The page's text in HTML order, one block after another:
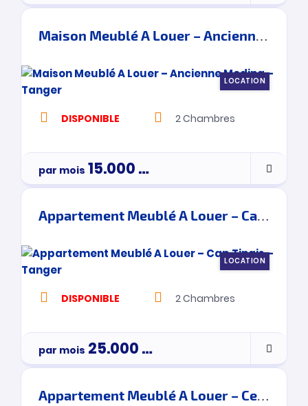
Maison Meublé A Louer – Ancienne Medina – Tanger
LOCATION
DISPONIBLE 2Chambres
par mois 15.000Dh
Appartement Meublé A Louer – Cap Tingis – Tanger
LOCATION
DISPONIBLE 2Chambres
par mois 25.000Dh
Appartement Meublé A Louer – Centre Ville – Tanger